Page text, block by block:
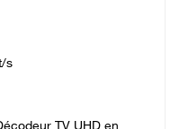
s
TV UHD en